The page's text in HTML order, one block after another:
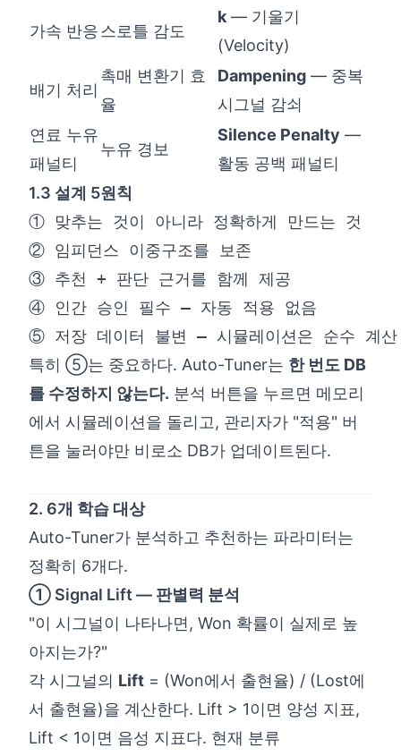
가속 반응스로틀 감도
k — 기울기
(Velocity)
배기 처리
촉매 변환기 효
율
Dampening — 중복
시그널 감쇠
연료 누유
패널티
누유 경보
Silence Penalty —
활동 공백 패널티
1.3 설계 5원칙
③ 추천 +
특히 ⑤는 중요하다. Auto-Tuner는 한 번도 DB
를 수정하지 않는다. 분석 버튼을 누르면 메모리
에서 시뮬레이션을 돌리고, 관리자가 "적용" 버
튼을 눌러야만 비로소 DB가 업데이트된다.
2. 6개 학습 대상
Auto-Tuner가 분석하고 추천하는 파라미터는
정확히 6개다.
① Signal Lift — 판별력 분석
"이 시그널이 나타나면, Won 확률이 실제로 높
아지는가?"
각 시그널의 Lift = (Won에서 출현율) / (Lost에
서 출현율)을 계산한다. Lift > 1이면 양성 지표,
Lift < 1이면 음성 지표다. 현재 분류